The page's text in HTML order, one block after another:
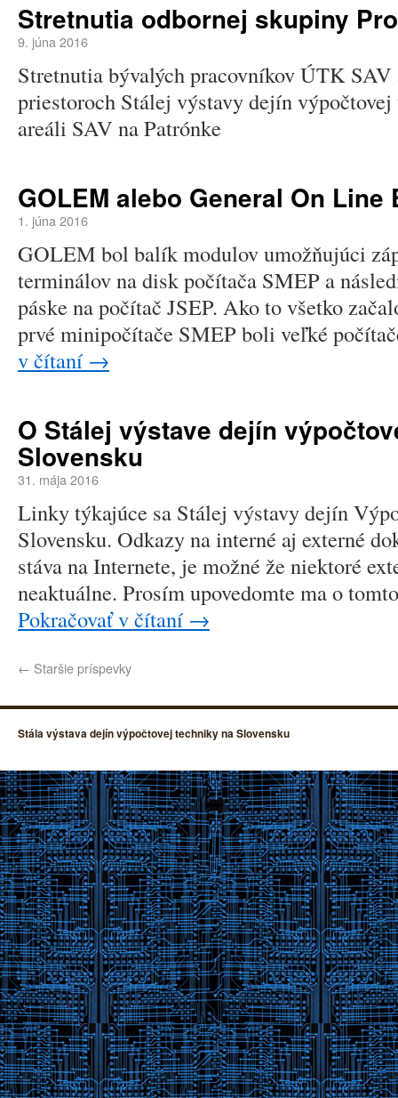
Stretnutia odbornej skupiny
9. júna 2016
Stretnutia bývalých pracovníkov ÚTK
priestoroch Stálej výstavy dejín
areáli SAV na Patrónke
GOLEM alebo General On
1. júna 2016
GOLEM bol balík modulov umožňujúci
terminálov na disk počítača SMEP a
páske na počítač JSEP. Ako to všetko
prvé minipočítače SMEP boli veľké
v čítaní →
O Stálej výstave dejín
Slovensku
31. mája 2016
Linky týkajúce sa Stálej výstavy dejín
Slovensku. Odkazy na interné aj externé
stáva na Internete, je možné že niektoré
neaktuálne. Prosím upovedomte ma o
Pokračovať v čítaní →
← Staršie príspevky
Stála výstava dejín výpočtovej techniky na Slovensku